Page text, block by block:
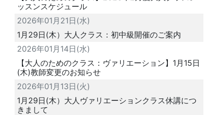
ッスンスケジュール
2026年01月21日(水)
1月29日(木）大人クラス：初中級開催のご案内
2026年01月14日(水)
【大人のためのクラス：ヴァリエーション】1月15日
(木)教師変更のお知らせ
2026年01月13日(火)
1月29日(木）大人ヴァリエーションクラス休講につ
きまして